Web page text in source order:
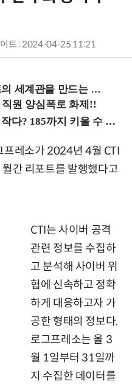
트 : 2024-04-25 11:21
지식 설계자로.. (8/20 강남역)
프레소가 2024년 4월 CTI
간 리포트를 발행했다고
CTI는 사이버 공격
관련 정보를 수집하
고 분석해 사이버 위
협에 신속하고 정확
하게 대응하고자 가
공한 형태의 정보다.
로그프레소는 올 3
월 1일부터 31일까
지 수집한 데이터를